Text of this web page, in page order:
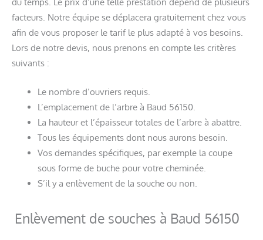
facteurs. Notre équipe se déplacera gratuitement chez vous
afin de vous proposer le tarif le plus adapté à vos besoins.
Lors de notre devis, nous prenons en compte les critères
suivants :
Le nombre d’ouvriers requis.
L’emplacement de l’arbre à Baud 56150.
La hauteur et l’épaisseur totales de l’arbre à abattre.
Tous les équipements dont nous aurons besoin.
Vos demandes spécifiques, par exemple la coupe
sous forme de buche pour votre cheminée.
S’il y a enlèvement de la souche ou non.
Enlèvement de souches à Baud 56150